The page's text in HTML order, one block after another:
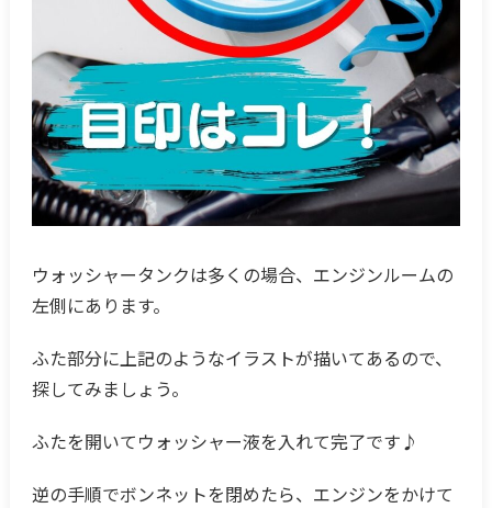
ウォッシャータンクは多くの場合、エンジンルームの
左側にあります。
ふた部分に上記のようなイラストが描いてあるので、
探してみましょう。
ふたを開いてウォッシャー液を入れて完了です♪
逆の手順でボンネットを閉めたら、エンジンをかけて